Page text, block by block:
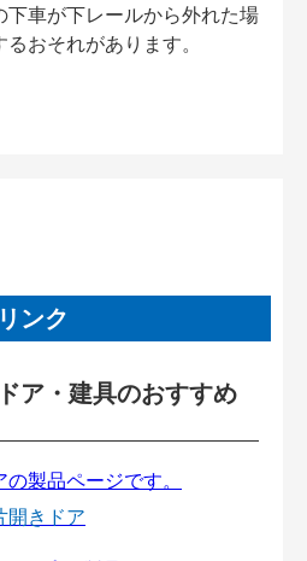
下車が下レールから外れた場
おそれがあります。
ンク
ア・建具のおすすめ
開きドア